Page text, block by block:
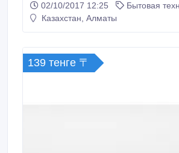
COOL для быстрого охлаждения; • фильтры
"Antibacteria" очищают воздух от
пневмонии; • режим Power Heating для экономичной
работы в режиме обогрева.
02/10/2017 12:25
Бытовая
Казахстан, Алматы
139 тенге 〒